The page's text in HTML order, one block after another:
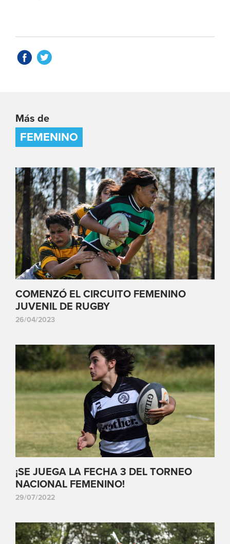
Más de
FEMENINO
COMENZÓ EL CIRCUITO FEMENINO
JUVENIL DE RUGBY
26/04/2023
¡SE JUEGA LA FECHA 3 DEL TORNEO
NACIONAL FEMENINO!
29/07/2022